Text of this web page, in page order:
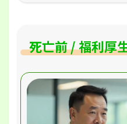
死亡前 / 福利厚